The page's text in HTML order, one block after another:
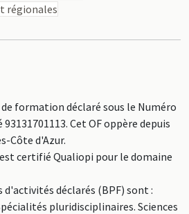
régionales
formation déclaré sous le Numéro
Cet OF oppère depuis
Côte d'Azur.
certifié Qualiopi pour le domaine
d'activités déclarés (BPF) sont :
pluridisciplinaires. Sciences